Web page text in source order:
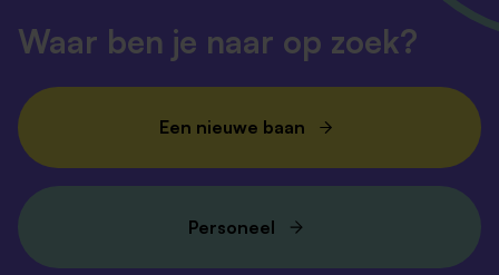
Waar ben je naar op zoek?
Een nieuwe baan
Personeel